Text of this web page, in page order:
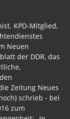
KPD-Mitglied,
Neuen
der DDR, das
Zeitung Neues
schrieb - bei
zum